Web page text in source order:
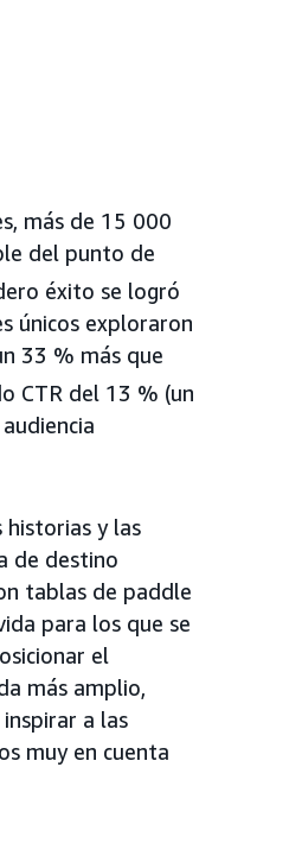
más de 15 000
del punto de
éxito se logró
únicos exploraron
33 % más que
CTR del 13 % (un
y las
de destino
tablas de paddle
para los que se
el
más amplio,
a las
muy en cuenta